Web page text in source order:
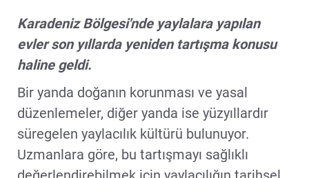
Karadeniz Bölgesi'nde yaylalara yapılan
evler son yıllarda yeniden tartışma konusu
haline geldi.
Bir yanda doğanın korunması ve yasal
düzenlemeler, diğer yanda ise yüzyıllardır
süregelen yaylacılık kültürü bulunuyor.
Uzmanlara göre, bu tartışmayı sağlıklı